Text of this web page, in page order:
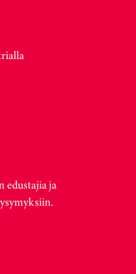
edustajia ja